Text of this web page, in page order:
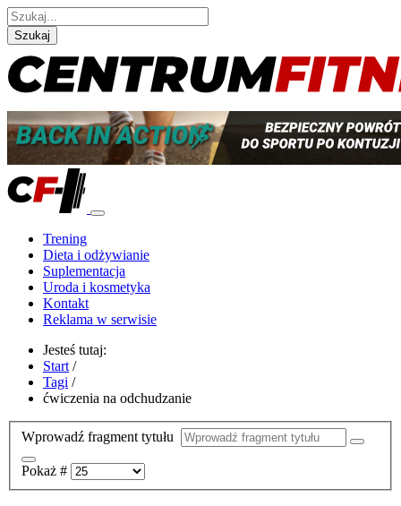
Szukaj
Trening
Dieta i odżywianie
Suplementacja
Uroda i kosmetyka
Kontakt
Reklama w serwisie
Jesteś tutaj:
Start /
Tagi /
ćwiczenia na odchudzanie
Wprowadź fragment tytułu
Pokaż #